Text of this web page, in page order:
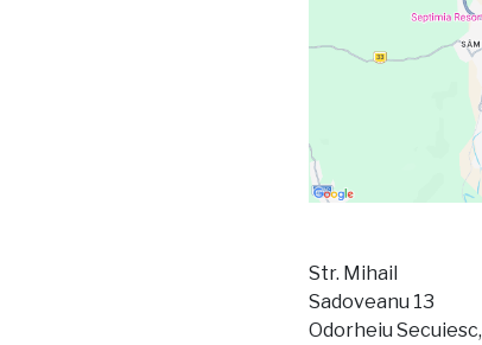
Str. Mihail
Sadoveanu 13
Odorheiu Secuiesc,